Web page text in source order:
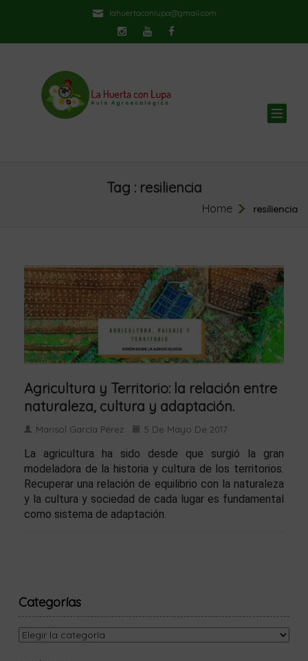
lahuertaconlupa@gmail.com
Tag : resiliencia
Home resiliencia
Agricultura y Territorio: la relación entre
naturaleza, cultura y adaptación.
Marisol García Pérez 5 De Mayo De 2017
La agricultura ha sido desde que surgió la gran
modeladora de la historia y cultura de los territorios.
Recuperar una relación de equilibrio con la naturaleza
y la cultura y sociedad de cada lugar es fundamental
como sistema de adaptación.
Categorías
Categorías